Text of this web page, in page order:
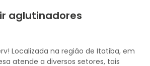
aglutinadores
Localizada na região de Itatiba, em
atende a diversos setores, tais